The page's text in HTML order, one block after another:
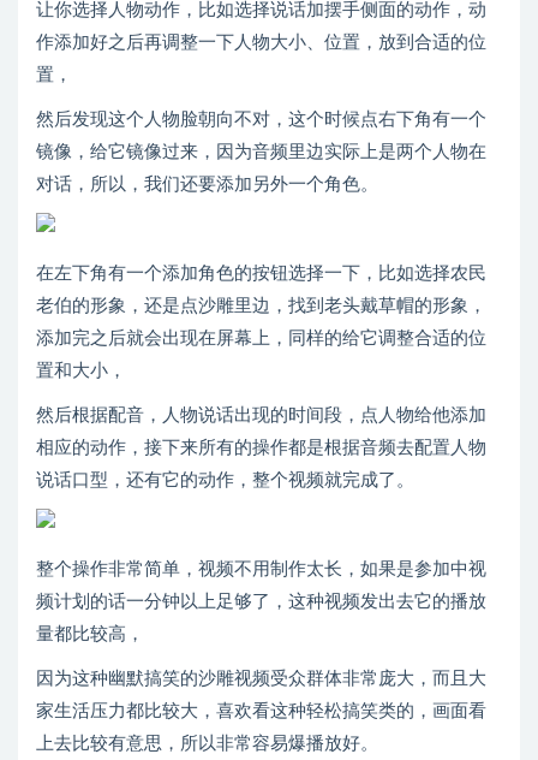
让你选择人物动作，比如选择说话加摆手侧面的动作，动
作添加好之后再调整一下人物大小、位置，放到合适的位
置，
然后发现这个人物脸朝向不对，这个时候点右下角有一个
镜像，给它镜像过来，因为音频里边实际上是两个人物在
对话，所以，我们还要添加另外一个角色。
在左下角有一个添加角色的按钮选择一下，比如选择农民
老伯的形象，还是点沙雕里边，找到老头戴草帽的形象，
添加完之后就会出现在屏幕上，同样的给它调整合适的位
置和大小，
然后根据配音，人物说话出现的时间段，点人物给他添加
相应的动作，接下来所有的操作都是根据音频去配置人物
说话口型，还有它的动作，整个视频就完成了。
整个操作非常简单，视频不用制作太长，如果是参加中视
频计划的话一分钟以上足够了，这种视频发出去它的播放
量都比较高，
因为这种幽默搞笑的沙雕视频受众群体非常庞大，而且大
家生活压力都比较大，喜欢看这种轻松搞笑类的，画面看
上去比较有意思，所以非常容易爆播放好。